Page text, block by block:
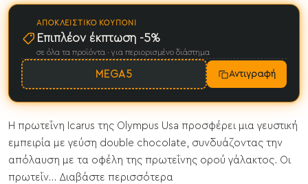
ΑΠΟΚΛΕΙΣΤΙΚΌ ΚΟΥΠΌΝΙ
Επιπλέον έκπτωση -5%
σε όλα τα προϊόντα · για περιορισμένο διάστημα
MEGA5 Αντιγραφή
Η πρωτεΐνη Icarus της Olympus Usa προσφέρει μια γευστική
εμπειρία με γεύση double chocolate, συνδυάζοντας την
απόλαυση με τα οφέλη της πρωτεΐνης ορού γάλακτος. Οι
πρωτεΐν... Διαβάστε περισσότερα